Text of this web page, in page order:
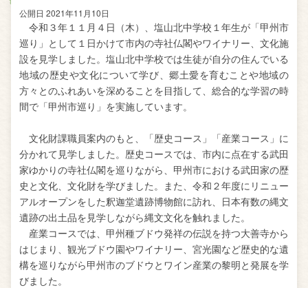
公開日 2021年11月10日
令和３年１１月４日（木）、塩山北中学校１年生が「甲州市
巡り」として１日かけて市内の寺社仏閣やワイナリー、文化施
設を見学しました。塩山北中学校では生徒が自分の住んでいる
地域の歴史や文化について学び、郷土愛を育むことや地域の
方々とのふれあいを深めることを目指して、総合的な学習の時
間で「甲州市巡り」を実施しています。
文化財課職員案内のもと、「歴史コース」「産業コース」に
分かれて見学しました。歴史コースでは、市内に点在する武田
家ゆかりの寺社仏閣を巡りながら、甲州市における武田家の歴
史と文化、文化財を学びました。また、令和２年度にリニュー
アルオープンをした釈迦堂遺跡博物館に訪れ、日本有数の縄文
遺跡の出土品を見学しながら縄文文化を触れました。
産業コースでは、甲州種ブドウ発祥の伝説を持つ大善寺から
はじまり、観光ブドウ園やワイナリー、宮光園など歴史的な遺
構を巡りながら甲州市のブドウとワイン産業の黎明と発展を学
びました。